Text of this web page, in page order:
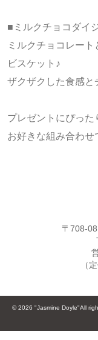
■ミルクチョコダイ
ミルクチョコレー
ビスケット♪
ザクザクした食感と
プレゼントにぴっ
お好きな組み合わせ
〒708-
（
© 2026 "Jasmine Doyle"All